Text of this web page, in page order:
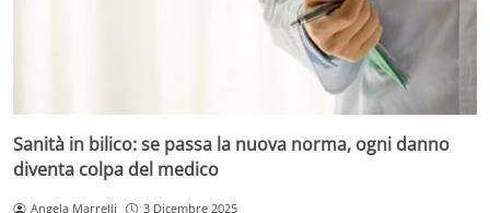
Sanità in bilico: se passa la nuova norma, ogni danno
diventa colpa del medico
Angela Marrelli 3 Dicembre 2025